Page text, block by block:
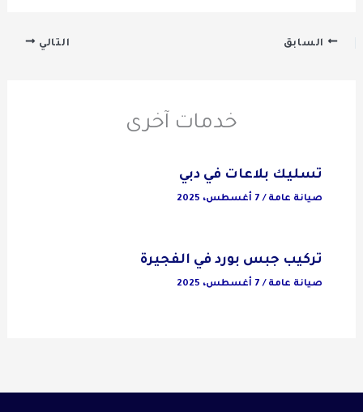
السابق التالي
خدمات آخرى
تسليك بلاعات في دبي
صيانة عامة / 7 أغسطس، 2025
تركيب جبس بورد في الفجيرة
صيانة عامة / 7 أغسطس، 2025